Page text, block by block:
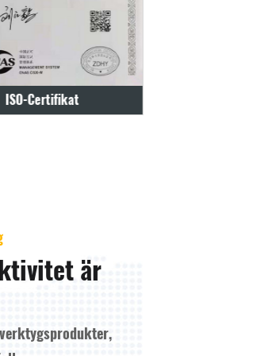
Certifikat
är